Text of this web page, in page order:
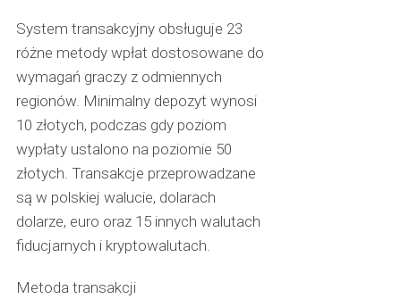
System transakcyjny obsługuje 23
różne metody wpłat dostosowane do
wymagań graczy z odmiennych
regionów. Minimalny depozyt wynosi
10 złotych, podczas gdy poziom
wypłaty ustalono na poziomie 50
złotych. Transakcje przeprowadzane
są w polskiej walucie, dolarach
dolarze, euro oraz 15 innych walutach
fiducjarnych i kryptowalutach.
Metoda transakcji